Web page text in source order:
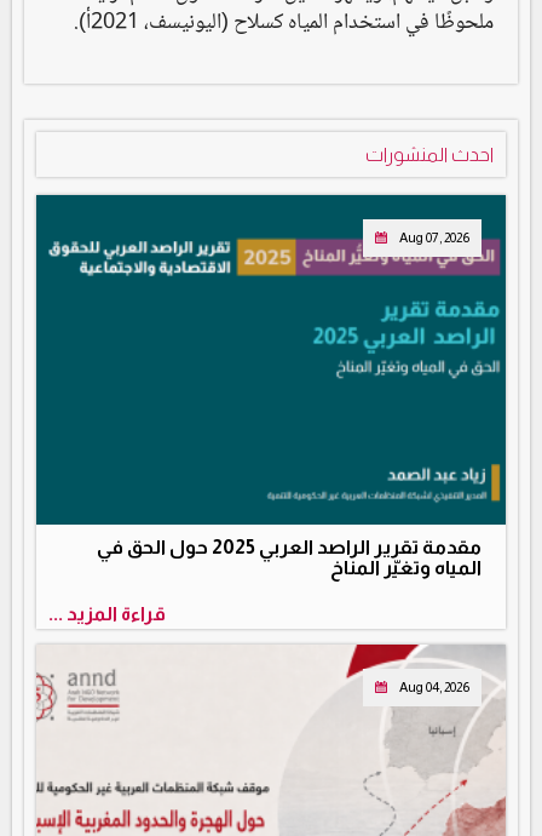
ملحوظًا في استخدام المياه كسلاح (اليونيسف، 2021أ).
احدث المنشورات
Aug 07, 2026
مقدمة تقرير الراصد العربي 2025 حول الحق في
المياه وتغيّر المناخ
قراءة المزيد ...
Aug 04, 2026